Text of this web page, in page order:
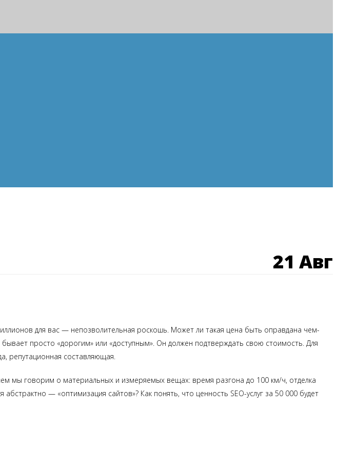
21 Авг
для вас — непозволительная роскошь. Может ли такая цена быть оправдана чем-
просто «дорогим» или «доступным». Он должен подтверждать свою стоимость. Для
репутационная составляющая.
мы говорим о материальных и измеряемых вещах: время разгона до 100 км/ч, отделка
— «оптимизация сайтов»? Как понять, что ценность SEO-услуг за 50 000 будет